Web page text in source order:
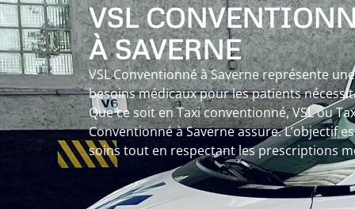
VSL
À SAVERNE
VSL Conventionné à Saverne représente
besoins médicaux pour les patients
Que ce soit en Taxi conventionné, VSL ou
Conventionné à Saverne assure. L’objectif
soins tout en respectant les prescriptions